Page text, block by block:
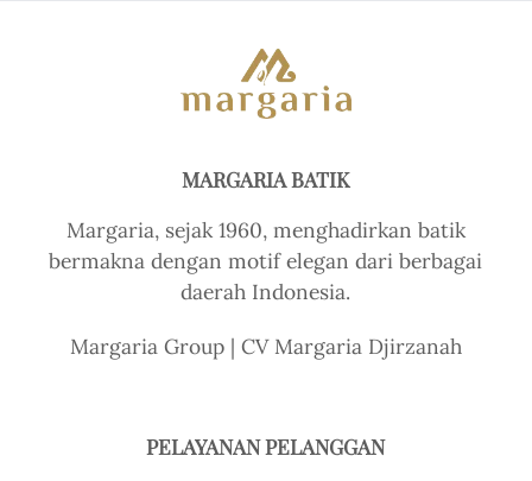
MARGARIA BATIK
Margaria, sejak 1960, menghadirkan batik
bermakna dengan motif elegan dari berbagai
daerah Indonesia.
Margaria Group | CV Margaria Djirzanah
PELAYANAN PELANGGAN